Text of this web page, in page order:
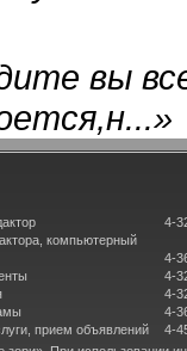
вы
»
компьютерный
прием объявлений
4-
4-
4-
4-
4-
4-